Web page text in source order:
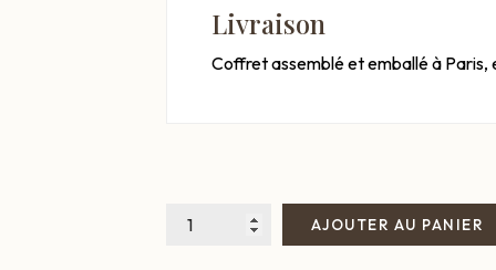
Livraison
Coffret assemblé et emballé à Paris,
AJOUTER AU PANIER